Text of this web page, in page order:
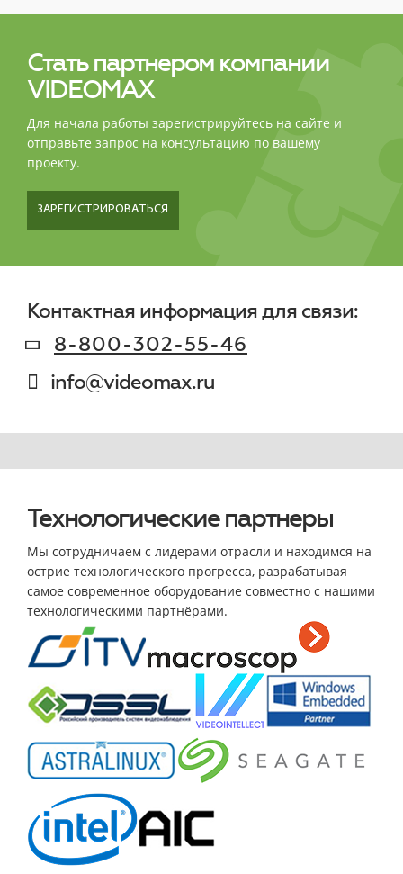
Стать партнером компании
VIDEOMAX
Для начала работы зарегистрируйтесь на сайте и
отправьте запрос на консультацию по вашему
проекту.
ЗАРЕГИСТРИРОВАТЬСЯ
Контактная информация для связи:
8-800-302-55-46
info@videomax.ru
Технологические партнеры
Мы сотрудничаем с лидерами отрасли и находимся на
острие технологического прогресса, разрабатывая
самое современное оборудование совместно с нашими
технологическими партнёрами.